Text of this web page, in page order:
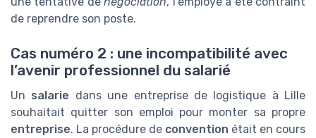
de reprendre son poste.
Cas numéro 2 : une incompatibilité avec
l’avenir professionnel du salarié
Un salarie dans une entreprise de logistique à Lille
souhaitait quitter son emploi pour monter sa propre
entreprise. La procédure de convention était en cours